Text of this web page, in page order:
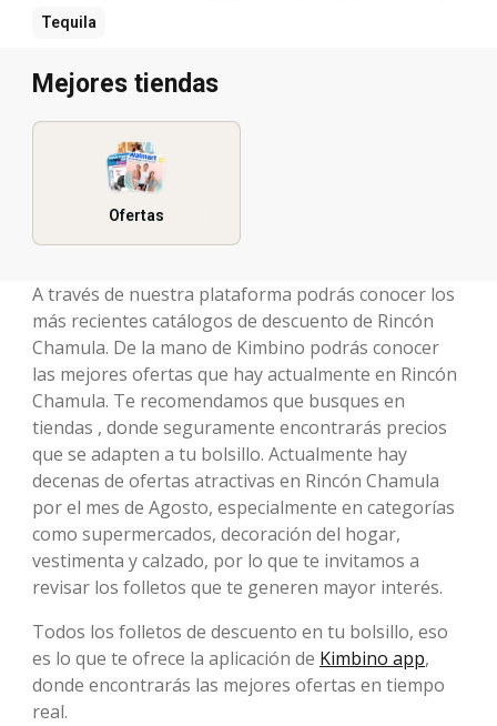
Tequila
Mejores tiendas
Ofertas
A través de nuestra plataforma podrás conocer los
más recientes catálogos de descuento de Rincón
Chamula. De la mano de Kimbino podrás conocer
las mejores ofertas que hay actualmente en Rincón
Chamula. Te recomendamos que busques en
tiendas , donde seguramente encontrarás precios
que se adapten a tu bolsillo. Actualmente hay
decenas de ofertas atractivas en Rincón Chamula
por el mes de Agosto, especialmente en categorías
como supermercados, decoración del hogar,
vestimenta y calzado, por lo que te invitamos a
revisar los folletos que te generen mayor interés.
Todos los folletos de descuento en tu bolsillo, eso
es lo que te ofrece la aplicación de Kimbino app,
donde encontrarás las mejores ofertas en tiempo
real.